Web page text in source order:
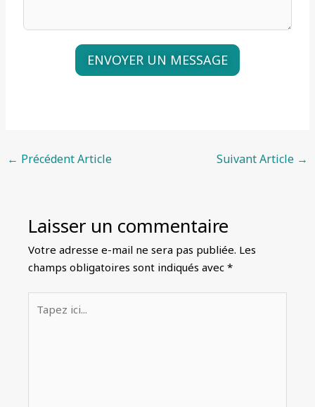
ENVOYER UN MESSAGE
e
e
← Précédent Article Suivant Article →
Laisser un commentaire
Votre adresse e-mail ne sera pas publiée. Les
champs obligatoires sont indiqués avec*
ici...